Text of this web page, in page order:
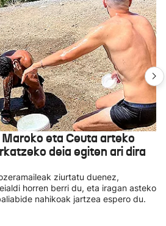
eta Ceuta arteko
deia egiten ari dira
ziurtatu duenez,
horren berri du, eta iragan asteko
nahikoak jartzea espero du.